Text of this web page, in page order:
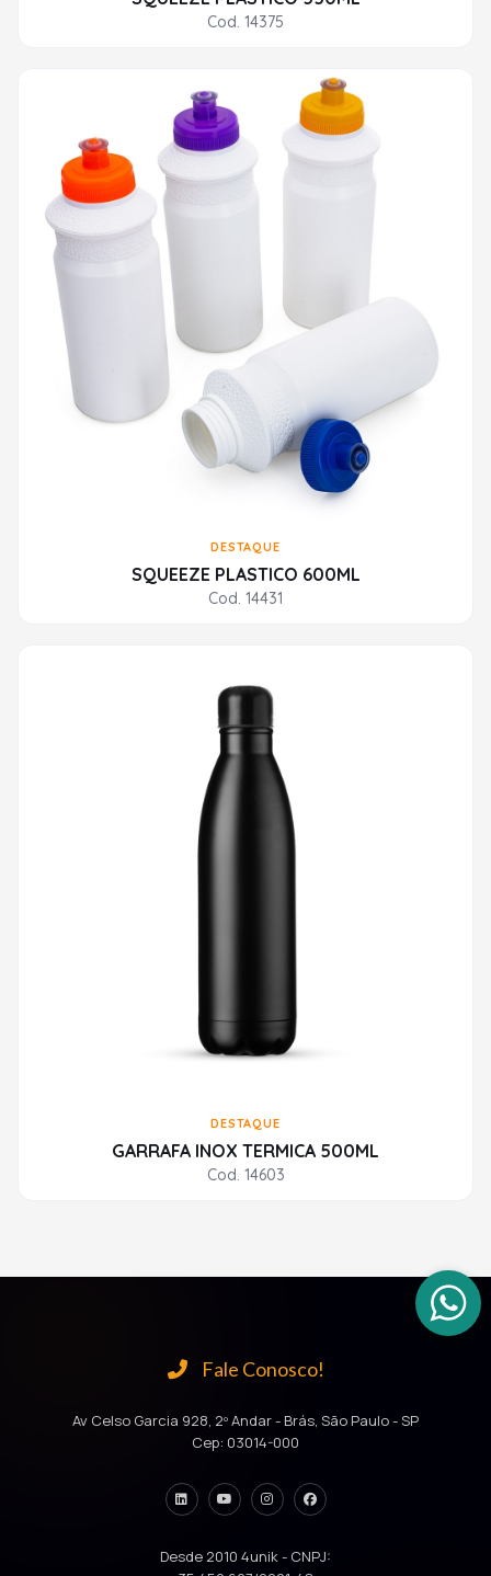
Cod. 14375
DESTAQUE
SQUEEZE PLASTICO 600ML
Cod. 14431
DESTAQUE
GARRAFA INOX TERMICA 500ML
Cod. 14603
Fale Conosco!
Av Celso Garcia 928, 2º Andar - Brás, São Paulo - SP
Cep: 03014-000
Desde 2010 4unik - CNPJ: